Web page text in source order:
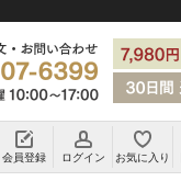
会員登録 ログイン お気に入り